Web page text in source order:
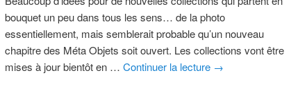
bouquet un peu dans tous les sens… de la photo
essentiellement, mais semblerait probable qu’un nouveau
chapitre des Méta Objets soit ouvert. Les collections vont être
mises à jour bientôt en …Continuer la lecture →